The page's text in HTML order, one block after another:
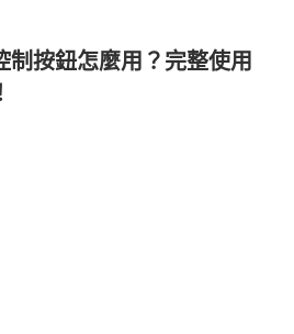
按鈕怎麼用？完整使用